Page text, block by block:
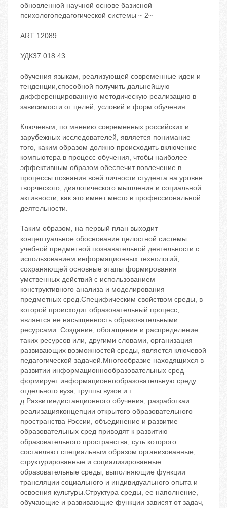
обновленной научной основе базисной
психологопедагогической системы ~ 2~
ART 12089
УДК37.018.43
обучения языкам, реализующей современные идеи и
тенденции,способной получить дальнейшую
дифференцированную методическую реализацию в
зависимости от целей, условий и форм обучения.
Ключевым, по мнению современных российских и
зарубежных исследователей, является понимание
того, каким образом должно происходить включение
компьютера в процесс обучения, чтобы наиболее
эффективным образом обеспечит вовлечение в
процессы познания всей личности студента на уровне
творческого, диалогического мышления и социальной
активности, как это имеет место в профессиональной
деятельности.
Таким образом, на первый план выходит
концептуальное обоснование целостной системы
учебной предметной познавательной деятельности с
использованием информационных технологий,
сохраняющей основные этапы формирования
умственных действий с использованием
конструктивного анализа и моделирования
предметных сред.Специфическим свойством среды, в
которой происходит образовательный процесс,
является ее насыщенность образовательными
ресурсами. Создание, обогащение и распределение
таких ресурсов или, другими словами, организация
развивающих возможностей среды, является ключевой
педагогической задачей.Многообразие находящихся в
развитии информационнообразовательных сред
формирует информационнообразовательную среду
отдельного вуза, группы вузов и т.
д.Развитиедистанционного обучения, разработкаи
реализацияконцепции открытого образовательного
пространства России, объединение и развитие
образовательных сред приводят к развитию
образовательного пространства, суть которого
составляют специальным образом организованные,
структурированные и социализированные
образовательные среды, выполняющие функции
трансляции социального и индивидуального опыта и
освоения культуры.Структура среды, ее наполнение,
обучающие и развивающие функции зависят от задач,